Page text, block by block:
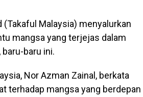
(Takaful Malaysia) menyalurkan
mangsa yang terjejas dalam
baru ini.
Nor Azman Zainal, berkata
terhadap mangsa yang berdepan